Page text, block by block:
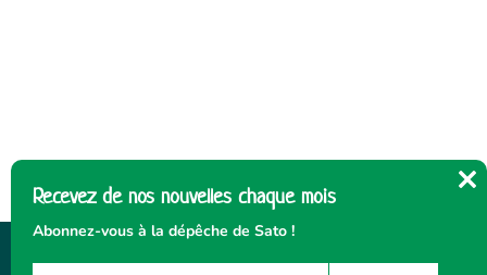
Recevez de nos nouvelles chaque mois
Abonnez-vous à la dépêche de Sato !